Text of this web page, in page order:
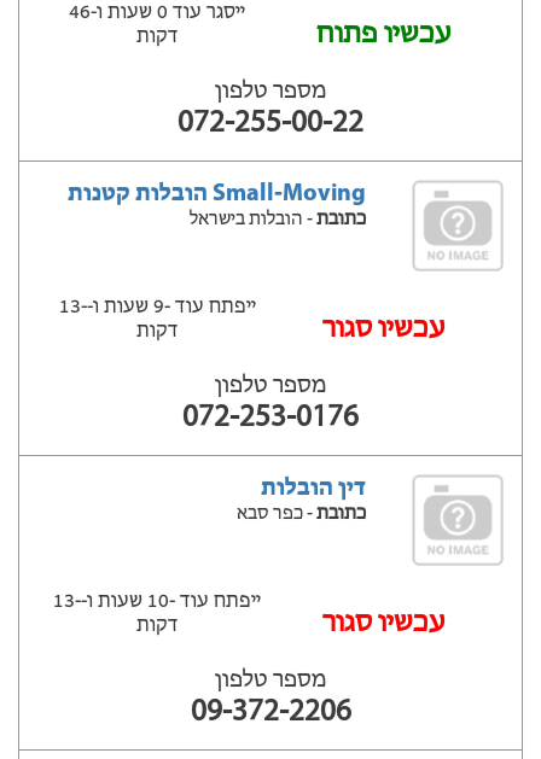
עכשיו פתוח
ייסגר עוד 0 שעות ‫ו-46
דקות
מספר טלפון
072-255-00-22
Small-Moving הובלות קטנות
כתובת- הובלות בישראל
‫עכשיו סגור
ייפתח עוד -9 שעות ‫ו--13
דקות
מספר טלפון
072-253-0176
דין הובלות
כתובת- כפר סבא
‫עכשיו סגור
ייפתח עוד -10 שעות ‫ו--13
דקות
מספר טלפון
09-372-2206